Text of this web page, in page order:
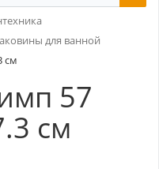
для ванной
см
57
см